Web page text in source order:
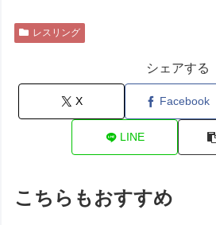
レスリング
シェアする
X Facebook
LINE
こちらもおすすめ